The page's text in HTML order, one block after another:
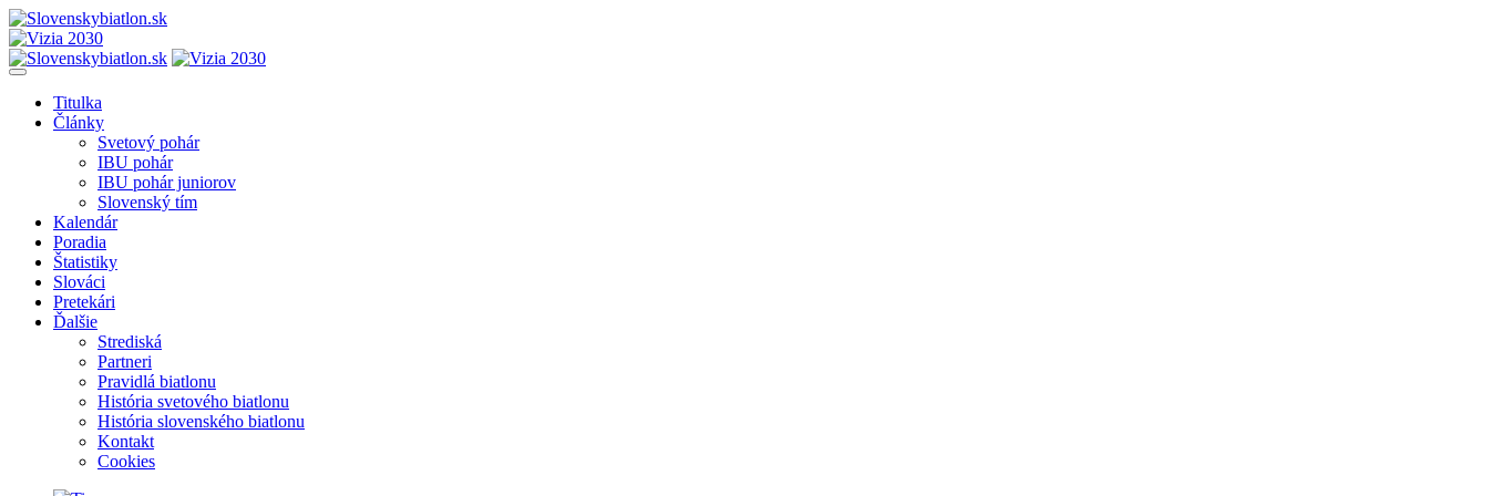
Titulka
Články
Svetový pohár
IBU pohár
IBU pohár juniorov
Slovenský tím
Kalendár
Poradia
Štatistiky
Slováci
Pretekári
Ďalšie
Strediská
Partneri
Pravidlá biatlonu
História svetového biatlonu
História slovenského biatlonu
Kontakt
Cookies